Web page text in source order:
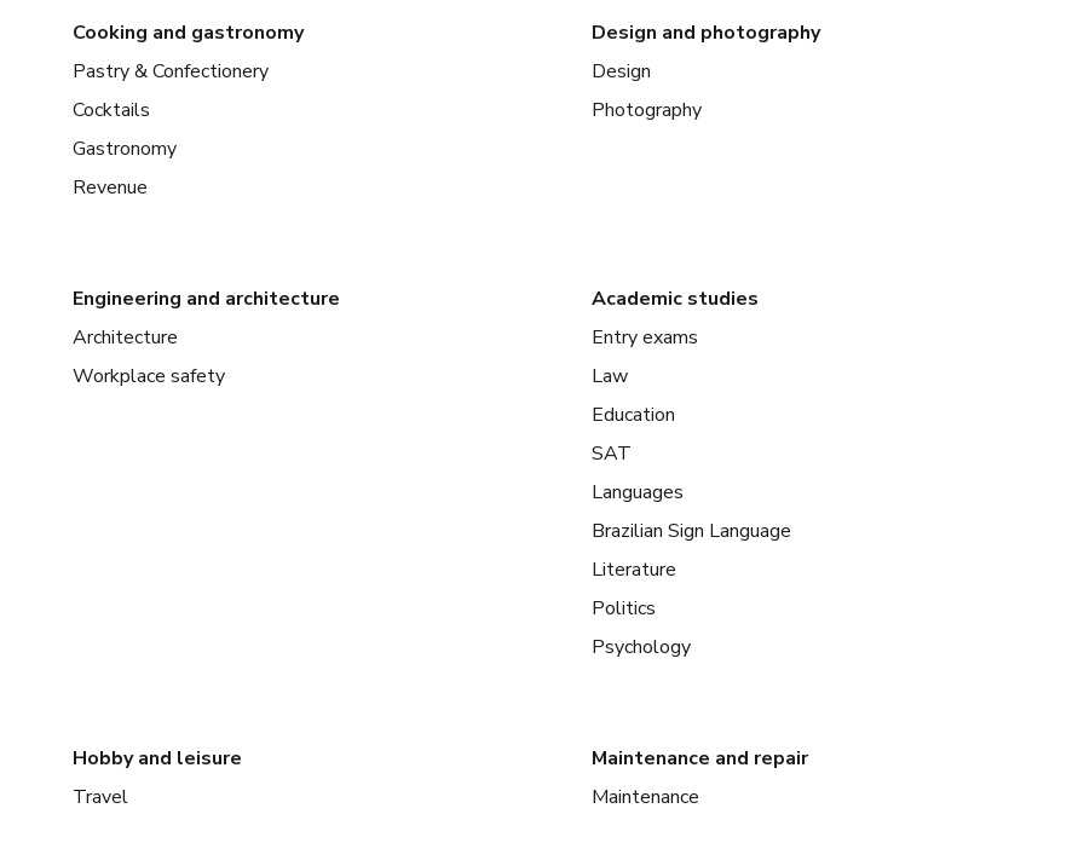
Cooking and gastronomy
Pastry & Confectionery
Cocktails
Gastronomy
Revenue
Design and photography
Design
Photography
Engineering and architecture
Architecture
Workplace safety
Academic studies
Entry exams
Law
Education
SAT
Languages
Brazilian Sign Language
Literature
Politics
Psychology
Hobby and leisure
Travel
Maintenance and repair
Maintenance